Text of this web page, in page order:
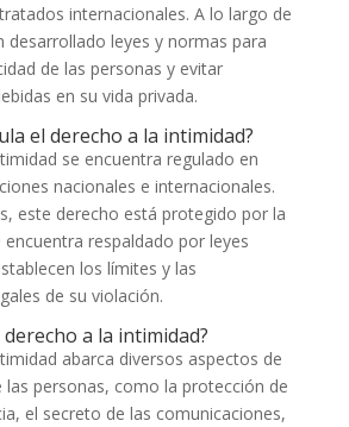
internacionales. A lo largo de
desarrollado leyes y normas para
de las personas y evitar
en su vida privada.
el derecho a la intimidad?
se encuentra regulado en
nacionales e internacionales.
este derecho está protegido por la
respaldado por leyes
los límites y las
de su violación.
a la intimidad?
abarca diversos aspectos de
las personas, como la protección de
el secreto de las comunicaciones,